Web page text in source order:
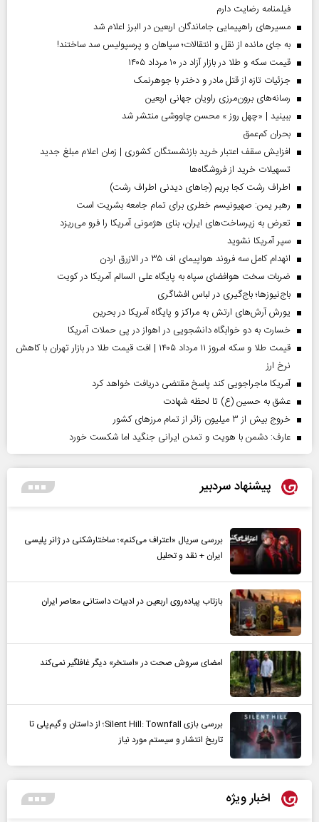
فیلمنامه رضایت دارم
مسیر‌های راهپیمایی جاماندگان اربعین در البرز اعلام شد
به جای مانده از نقل و انتقالات؛ سپاهان و پرسپولیس سد ساختند!
قیمت سکه و طلا در بازار آزاد در ۱۰ مرداد ۱۴۰۵
جزئیات تازه از قتل مادر و دختر با جوهرنمک
رسانه‌های برون‌مرزی راویان جهانی اربعین
ببینید | «چهل روز » محسن چاووشی منتشر شد
بحران کم‌عمق
افزایش سقف اعتبار خرید بازنشستگان کشوری | زمان اعلام مبلغ جدید
تسهیلات خرید از فروشگاه‌ها
اطراف رشت کجا بریم (جاهای دیدنی اطراف رشت)
رهبر یمن: صهیونیسم خطری برای تمام جامعه بشریت است
تعرض به زیرساخت‌های ایران، بنای هژمونی آمریکا را فرو می‌ریزد
سپر آمریکا نشوید
انهدام کامل سه فروند هواپیمای اف ۳۵ در الازرق اردن
ضربات سخت هوافضای سپاه به پایگاه علی السالم آمریکا در کویت
باج‌نیوزها؛ باج‌گیری در لباس افشاگری
یورش آرش‌های ارتش به مراکز و پایگاه‌ آمریکا در بحرین
خسارت به دو خوابگاه دانشجویی در اهواز در پی حملات آمریکا
قیمت طلا و سکه امروز ۱۱ مرداد ۱۴۰۵ | افت قیمت طلا در بازار تهران با کاهش
نرخ ارز
آمریکا ماجراجویی کند پاسخ مقتضی دریافت خواهد کرد
عشق به حسین (ع) تا لحظه شهادت
خروج بیش از ۳ میلیون زائر از تمام مرز‌های کشور
عارف: دشمن با هویت و تمدن ایرانی جنگید اما شکست خورد
پیشنهاد سردبیر
بررسی سریال «اعتراف می‌کنم»؛ ساختارشکنی در ژانر پلیسی
ایران + نقد و تحلیل
بازتاب پیاده‌روی اربعین در ادبیات داستانی معاصر ایران
امضای سروش صحت در «استخر» دیگر غافلگیر نمی‌کند
بررسی بازی Silent Hill: Townfall؛ از داستان و گیم‌پلی تا
تاریخ انتشار و سیستم مورد نیاز
اخبار ویژه